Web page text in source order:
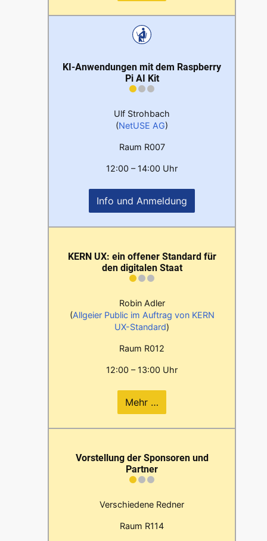
KI-Anwendungen mit dem Raspberry
Pi AI Kit
Ulf Strohbach
(NetUSE AG)
Raum R007
12:00 – 14:00 Uhr
Info und Anmeldung
KERN UX: ein offener Standard für
den digitalen Staat
Robin Adler
(Allgeier Public im Auftrag von KERN
UX-Standard)
Raum R012
12:00 – 13:00 Uhr
Mehr …
Vorstellung der Sponsoren und
Partner
Verschiedene Redner
Raum R114